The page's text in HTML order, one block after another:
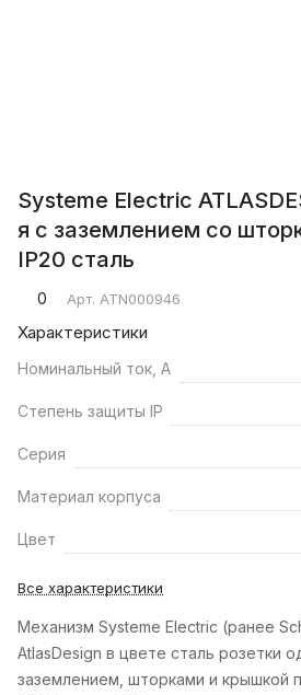
Systeme Electric
я с заземлением со
IP20 сталь
0 Арт. ATN000946
Характеристики
Номинальный ток, А
Степень защиты IP
Серия
Материал корпуса
Цвет
Все характеристики
Механизм Systeme Electric (ранее
AtlasDesign в цвете сталь розетки
заземлением, шторками и крышкой